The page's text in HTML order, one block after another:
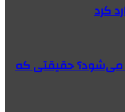
کرد
می‌شود؟ حقیقتی که